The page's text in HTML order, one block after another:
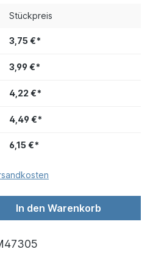
Stückpreis
6,15 €*
4,49 €*
4,22 €*
3,99 €*
3,75 €*
In den Warenkorb